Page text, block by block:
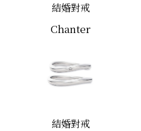
結婚對戒
Chanter
結婚對戒